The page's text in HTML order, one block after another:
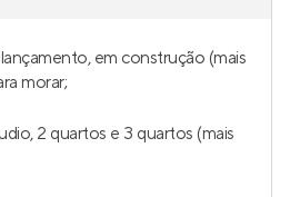
em construção (mais
morar;
2 quartos e 3 quartos (mais